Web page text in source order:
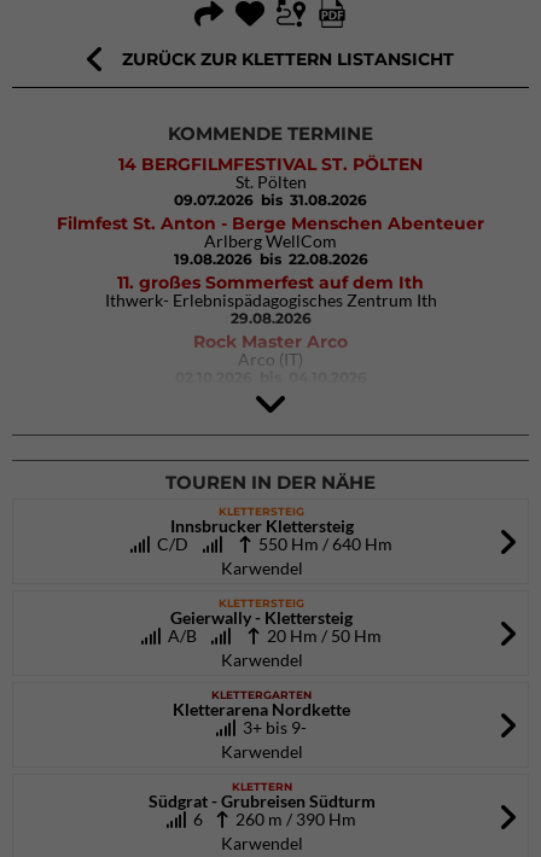
ZURÜCK ZUR KLETTERN LISTANSICHT
KOMMENDE TERMINE
14 BERGFILMFESTIVAL ST. PÖLTEN
St. Pölten
09.07.2026 bis 31.08.2026
Filmfest St. Anton - Berge Menschen Abenteuer
Arlberg WellCom
19.08.2026 bis 22.08.2026
11. großes Sommerfest auf dem Ith
Ithwerk- Erlebnispädagogisches Zentrum Ith
29.08.2026
Rock Master Arco
Arco (IT)
9. Eiskletter Festival Osttirol
Eisparkt Osttirol
08.01.2027bis 10.01.2027
TOUREN IN DER NÄHE
KLETTERSTEIG
Innsbrucker Klettersteig
C/D
550 Hm / 640 Hm
Karwendel
KLETTERSTEIG
Geierwally - Klettersteig
A/B
20 Hm / 50 Hm
Karwendel
KLETTERGARTEN
Kletterarena Nordkette
3+ bis 9-
Karwendel
KLETTERN
Südgrat - Grubreisen Südturm
6
260 m / 390 Hm
Karwendel